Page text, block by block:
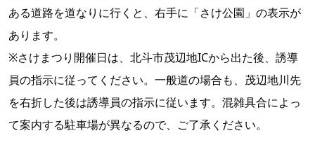
ある道路を道なりに行くと、右手に「さけ公園」の表示が
あります。
※さけまつり開催日は、北斗市茂辺地ICから出た後、誘導
員の指示に従ってください。一般道の場合も、茂辺地川先
を右折した後は誘導員の指示に従います。混雑具合によっ
て案内する駐車場が異なるので、ご了承ください。